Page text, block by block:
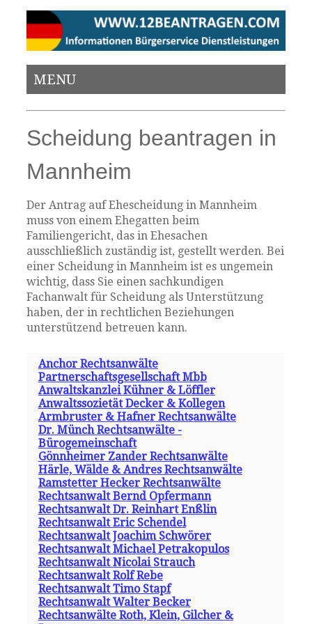
MENU
Scheidung beantragen in
Mannheim
Der Antrag auf Ehescheidung in Mannheim
muss von einem Ehegatten beim
Familiengericht, das in Ehesachen
ausschließlich zuständig ist, gestellt werden. Bei
einer Scheidung in Mannheim ist es ungemein
wichtig, dass Sie einen sachkundigen
Fachanwalt für Scheidung als Unterstützung
haben, der in rechtlichen Beziehungen
unterstützend betreuen kann.
Anchor Rechtsanwälte
Partnerschaftsgesellschaft Mbb
Anwaltskanzlei Kühner & Löffler
Anwaltssozietät Decker & Kollegen
Armbruster & Hafner Rechtsanwälte
Dr. Münch Rechtsanwälte -
Bürogemeinschaft
Gönnheimer Zander Rechtsanwälte
Härle, Wälde & Andres Rechtsanwälte
Ramstetter Hecker Rechtsanwälte
Rechtsanwalt Bernd Opfermann
Rechtsanwalt Dr. Reinhart Enßlin
Rechtsanwalt Eric Schendel
Rechtsanwalt Joachim Schwörer
Rechtsanwalt Michael Petrakopulos
Rechtsanwalt Nicolai Strauch
Rechtsanwalt Rolf Rebe
Rechtsanwalt Timo Stapf
Rechtsanwalt Walter Becker
Rechtsanwälte Roth, Klein, Gilcher &